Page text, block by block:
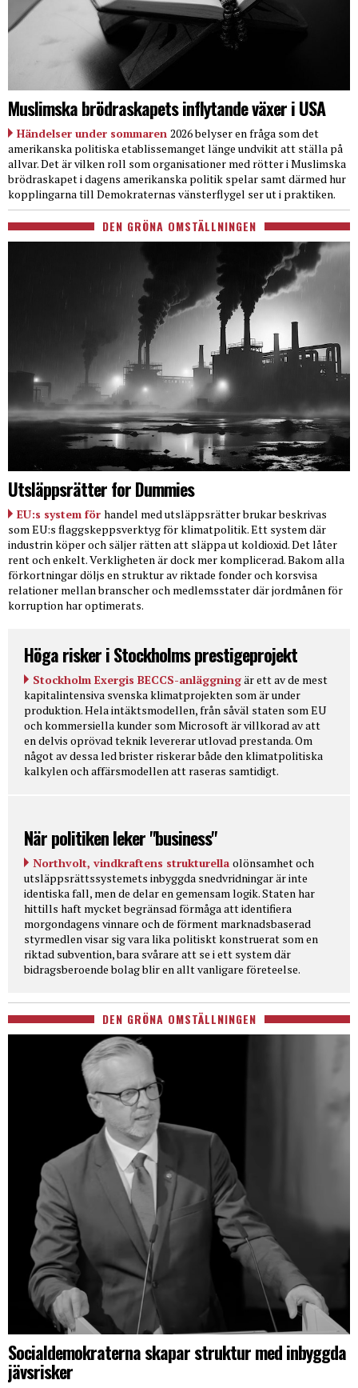
Muslimska brödraskapets inflytande växer i USA
Händelser under sommaren 2026 belyser en fråga som det
amerikanska politiska etablissemanget länge undvikit att ställa på
allvar. Det är vilken roll som organisationer med rötter i Muslimska
brödraskapet i dagens amerikanska politik spelar samt därmed hur
kopplingarna till Demokraternas vänsterflygel ser ut i praktiken.
DEN GRÖNA OMSTÄLLNINGEN
Utsläppsrätter for Dummies
EU:s system för handel med utsläppsrätter brukar beskrivas
som EU:s flaggskeppsverktyg för klimatpolitik. Ett system där
industrin köper och säljer rätten att släppa ut koldioxid. Det låter
rent och enkelt. Verkligheten är dock mer komplicerad. Bakom alla
förkortningar döljs en struktur av riktade fonder och korsvisa
relationer mellan branscher och medlemsstater där jordmånen för
korruption har optimerats.
Höga risker i Stockholms prestigeprojekt
Stockholm Exergis BECCS-anläggningär ett av de mest
kapitalintensiva svenska klimatprojekten som är under
produktion. Hela intäktsmodellen, från såväl staten som EU
och kommersiella kunder som Microsoft är villkorad av att
en delvis oprövad teknik levererar utlovad prestanda. Om
något av dessa led brister riskerar både den klimatpolitiska
kalkylen och affärsmodellen att raseras samtidigt.
När politiken leker "business"
Northvolt, vindkraftens strukturella olönsamhet och
utsläppsrättssystemets inbyggda snedvridningar är inte
identiska fall, men de delar en gemensam logik. Staten har
hittills haft mycket begränsad förmåga att identifiera
morgondagens vinnare och de förment marknadsbaserad
styrmedlen visar sig vara lika politiskt konstruerat som en
riktad subvention, bara svårare att se i ett system där
bidragsberoende bolag blir en allt vanligare företeelse.
DEN GRÖNA OMSTÄLLNINGEN
Socialdemokraterna skapar struktur med inbyggda
jävsrisker